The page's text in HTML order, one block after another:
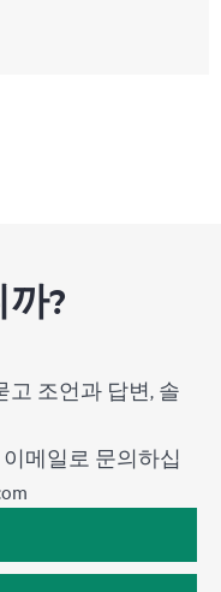
?
고 조언과 답변, 솔
메일로 문의하십